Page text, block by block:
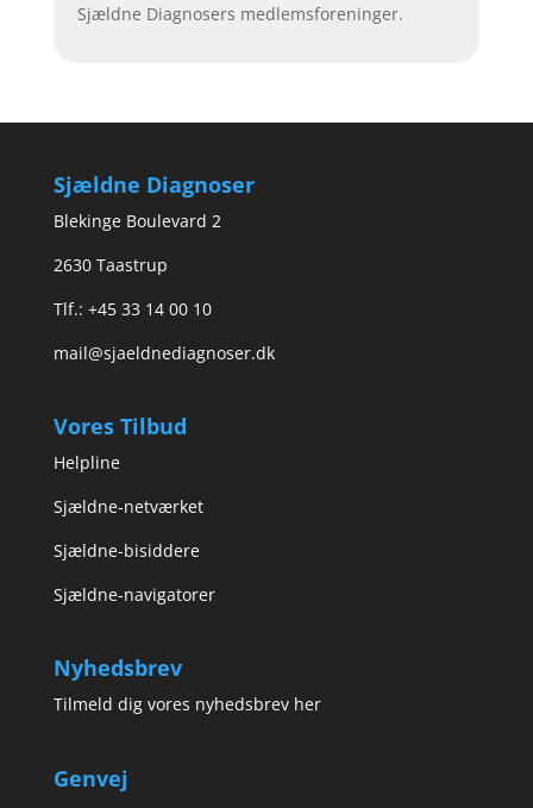
Sjældne Diagnosers medlemsforeninger.
Sjældne Diagnoser
Blekinge Boulevard 2
2630 Taastrup
Tlf.: +45 33 14 00 10
mail@sjaeldnediagnoser.dk
Vores Tilbud
Helpline
Sjældne-netværket
Sjældne-bisiddere
Sjældne-navigatorer
Nyhedsbrev
Tilmeld dig vores nyhedsbrev her
Genvej